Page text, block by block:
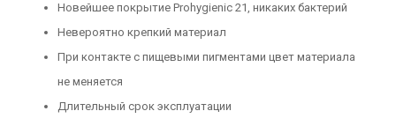
Новейшее покрытие Prohygienic 21, никаких бактерий
Невероятно крепкий материал
При контакте с пищевыми пигментами цвет материала
не меняется
Длительный срок эксплуатации